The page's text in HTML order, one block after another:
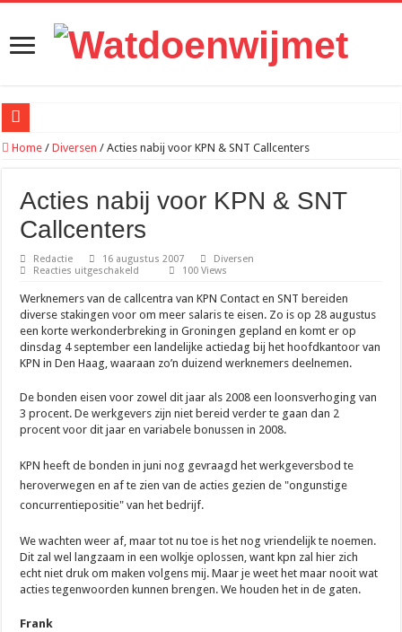
Wi-Fi-extenders: werken ze echt of is het weggegooid geld?
Waarom traditionele websites terrein verliezen aan superapps en digitale
Recreatief doelschieten groeit uit tot een populaire vrijetijdsbesteding
Hoe werkt een ontijzeringsinstallatie? Het proces simpel uitgelegd
Loungeset kopen: 9 tips voor het uitzoeken van de juiste set
Waarom meer leads niet automatisch meer klanten opleveren
De beste audio en beelden thuis: dit heb je hiervoor nodig
Home / Diversen / Acties nabij voor KPN & SNT Callcenters
Acties nabij voor KPN & SNT
Callcenters
Redactie 16 augustus 2007
Diversen
Reacties uitgeschakeld
nabij
voor
KPN
&
SNT
Callcenters
100 Views
Werknemers van de callcentra van KPN Contact en SNT bereiden
diverse stakingen voor om meer salaris te eisen. Zo is op 28 augustus
een korte werkonderbreking in Groningen gepland en komt er op
dinsdag 4 september een landelijke actiedag bij het hoofdkantoor van
KPN in Den Haag, waaraan zo’n duizend werknemers deelnemen.
De bonden eisen voor zowel dit jaar als 2008 een loonsverhoging van
3 procent. De werkgevers zijn niet bereid verder te gaan dan 2
procent voor dit jaar en variabele bonussen in 2008.
KPN heeft de bonden in juni nog gevraagd het werkgeversbod te
heroverwegen en af te zien van de acties gezien de "ongunstige
concurrentiepositie" van het bedrijf.
We wachten weer af, maar tot nu toe is het nog vriendelijk te noemen.
Dit zal wel langzaam in een wolkje oplossen, want kpn zal hier zich
echt niet druk om maken volgens mij. Maar je weet het maar nooit wat
acties tegenwoorden kunnen brengen. We houden het in de gaten.
Frank